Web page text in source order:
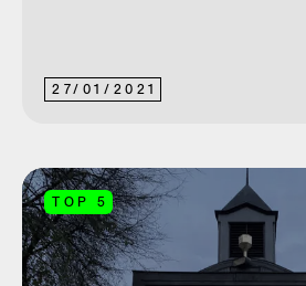
27/ 01/ 2021
TOP 5